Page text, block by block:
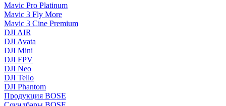
Mavic Pro Platinum
Mavic 3 Fly More
Mavic 3 Cine Premium
DJI AIR
DJI Avata
DJI Mini
DJI FPV
DJI Neo
DJI Tello
DJI Phantom
Продукция BOSE